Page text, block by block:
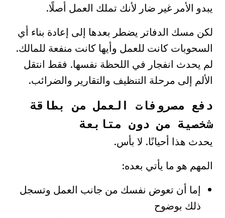
يبدو الأمر غير ضار لأنك تملك العمل أصلًا.
لكن مسك الدفاتر يضطر بعدها إلى إعادة بناء أي
السحوبات كانت للعمل وأيها كانت منفعة للمالك.
لم يحدث انفجار في اللحظة نفسها. فقط انتقل
الألم إلى مرحلة التنظيف والتقارير والضرائب.
دفع مصروفات العمل من بطاقة
شخصية من دون متابعة
يحدث هذا أحيانًا. لا بأس.
المهم هو ما يأتي بعده:
إما أن تعوض نفسك من جانب العمل وتسجل
ذلك بوضوح